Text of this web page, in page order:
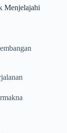
Menjelajahi